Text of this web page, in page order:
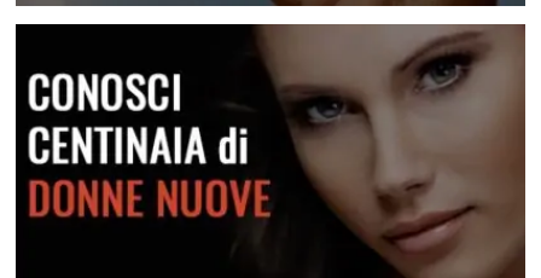
Diventa più sicuro di te